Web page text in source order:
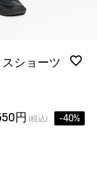
ショーツ
円 (税込) -40%